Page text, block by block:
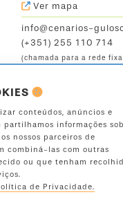
Ver mapa
info@cenarios-
(+351) 255 110 714
(chamada para a rede fixa
Seg. a Sex.: 9:30 - 12:30 /
14:30 - 19h
Sáb.: 9:30 - 13:00
conteúdos, anúncios e
partilhamos informações
nossos parceiros de
combiná-las com outras
ou que tenham
de Privacidade.